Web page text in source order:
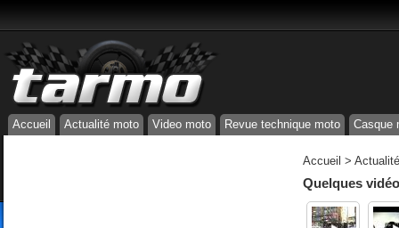
Accueil Actualité moto Video moto Revue technique moto Casque
Accueil >
Quelques